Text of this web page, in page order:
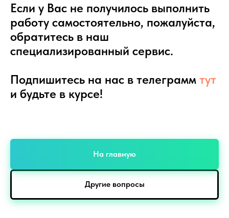
Если у Вас не получилось выполнить
работу самостоятельно, пожалуйста,
обратитесь в наш
специализированный сервис.
Подпишитесь на нас в телеграмм тут
и будьте в курсе!
На главную
Другие вопросы